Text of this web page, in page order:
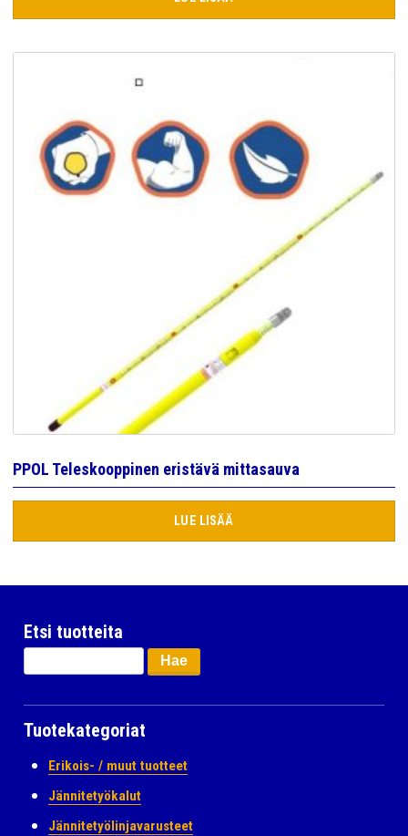
PPOL Teleskooppinen eristävä mittasauva
LUE LISÄÄ
Etsi tuotteita
Haku:
Tuotekategoriat
Erikois- / muut tuotteet
Jännitetyökalut
Jännitetyölinjavarusteet